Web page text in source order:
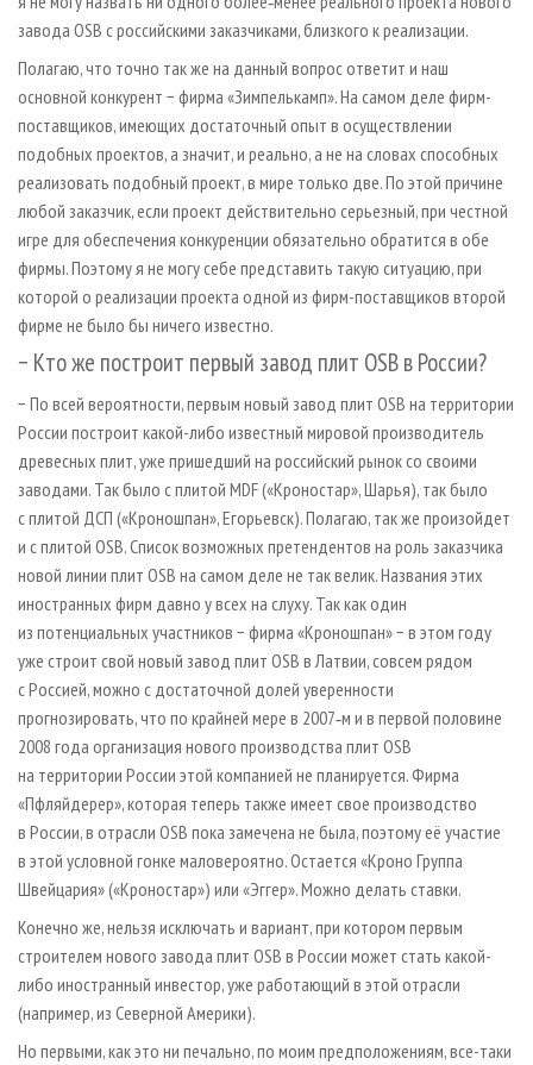
завода OSB с российскими заказчиками, близкого к реализации.
Полагаю, что точно так же на данный вопрос ответит и наш
основной конкурент − фирма «Зимпелькамп». На самом деле фирм-
поставщиков, имеющих достаточный опыт в осуществлении
подобных проектов, а значит, и реально, а не на словах способных
реализовать подобный проект, в мире только две. По этой причине
любой заказчик, если проект действительно серьезный, при честной
игре для обеспечения конкуренции обязательно обратится в обе
фирмы. Поэтому я не могу себе представить такую ситуацию, при
которой о реализации проекта одной из фирм-поставщиков второй
фирме не было бы ничего известно.
− Кто же построит первый завод плит OSB в России?
− По всей вероятности, первым новый завод плит OSB на территории
России построит какой-либо известный мировой производитель
древесных плит, уже пришедший на российский рынок со своими
заводами. Так было с плитой MDF («Кроностар», Шарья), так было
с плитой ДСП («Кроношпан», Егорьевск). Полагаю, так же произойдет
и с плитой OSB. Список возможных претендентов на роль заказчика
новой линии плит OSB на самом деле не так велик. Названия этих
иностранных фирм давно у всех на слуху. Так как один
из потенциальных участников − фирма «Кроношпан» − в этом году
уже строит свой новый завод плит OSB в Латвии, совсем рядом
с Россией, можно с достаточной долей уверенности
прогнозировать, что по крайней мере в 2007‑м и в первой половине
2008 года организация нового производства плит OSB
на территории России этой компанией не планируется. Фирма
«Пфляйдерер», которая теперь также имеет свое производство
в России, в отрасли OSB пока замечена не была, поэтому её участие
в этой условной гонке маловероятно. Остается «Кроно Группа
Швейцария» («Кроностар») или «Эггер». Можно делать ставки.
Конечно же, нельзя исключать и вариант, при котором первым
строителем нового завода плит OSB в России может стать какой-
либо иностранный инвес­тор, уже работающий в этой отрасли
(например, из Северной Америки).
Но первыми, как это ни печально, по моим предположениям, все-таки